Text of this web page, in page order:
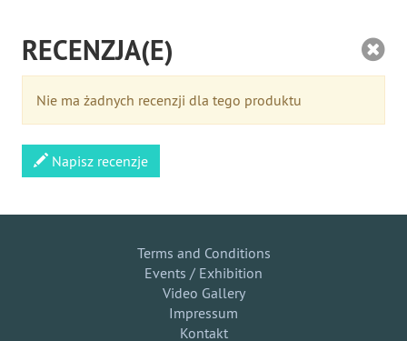
RECENZJA(E)
Nie ma żadnych recenzji dla tego produktu
Napisz recenzje
Terms and Conditions
Events / Exhibition
Video Gallery
Impressum
Kontakt